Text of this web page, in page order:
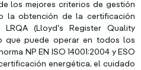
los mejores criterios de gestión
la obtención de la certificación
(Lloyd's Register Quality
que puede operar en todos los
NP EN ISO 14001:2004 y ESO
energética, el cuidado